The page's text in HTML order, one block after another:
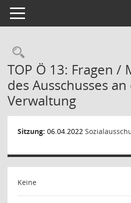
Toggle navigation
Rechercheauswahl
TOP Ö 13: Fragen /
des Ausschusses
Verwaltung
Sitzung: 06.04.2022
Keine